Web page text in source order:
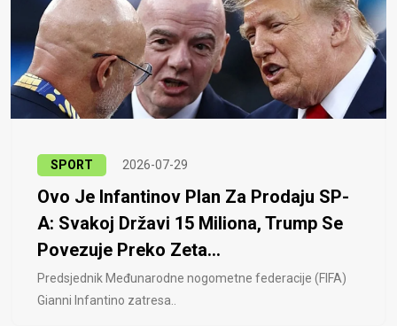
SPORT 2026-07-29
Ovo Je Infantinov Plan Za Prodaju SP-
A: Svakoj Državi 15 Miliona, Trump Se
Povezuje Preko Zeta...
Predsjednik Međunarodne nogometne federacije (FIFA)
Gianni Infantino zatresa..